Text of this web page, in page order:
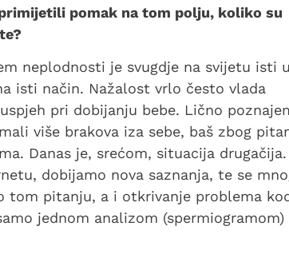
pomak na tom polju, koliko su
neplodnosti je svugdje na svijetu isti u
isti način. Nažalost vrlo često vlada
pri dobijanju bebe. Lično
više brakova iza sebe, baš zbog
Danas je, srećom, situacija drugačija.
dobijamo nova saznanja, te se
tom pitanju, a i otkrivanje problema
jednom analizom (spermiogramom)